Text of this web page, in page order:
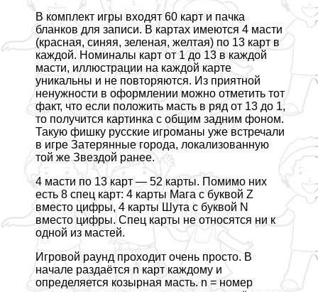
В комплект игры входят 60 карт и пачка
бланков для записи. В картах имеются 4 масти
(красная, синяя, зеленая, желтая) по 13 карт в
каждой. Номиналы карт от 1 до 13 в каждой
масти, иллюстрации на каждой карте
уникальны и не повторяются. Из приятной
ненужности в оформлении можно отметить тот
факт, что если положить масть в ряд от 13 до 1,
то получится картинка с общим задним фоном.
Такую фишку русские игроманы уже встречали
в игре Затерянные города, локализованную
той же Звездой ранее.
4 масти по 13 карт — 52 карты. Помимо них
есть 8 спец карт: 4 карты Мага с буквой Z
вместо цифры, 4 карты Шута с буквой N
вместо цифры. Спец карты не относятся ни к
одной из мастей.
Игровой раунд проходит очень просто. В
начале раздаётся n карт каждому и
определяется козырная масть. n = номер